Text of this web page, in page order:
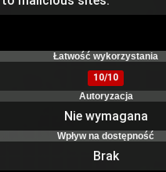
Łatwość wykorzystania
10/10
Autoryzacja
Nie wymagana
Wpływ na dostępność
Brak